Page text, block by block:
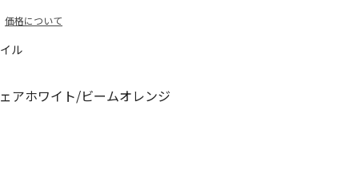
ル
価格について
アホワイト/ビームオレンジ